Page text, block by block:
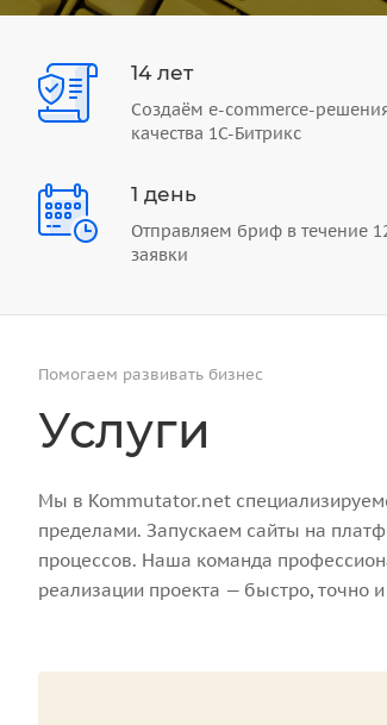
14 лет
Создаём e-commerce-
качества 1С-Битрикс
1 день
Отправляем бриф в течение
заявки
Помогаем развивать бизнес
Услуги
Мы в Kommutator.net
пределами. Запускаем сайты на
процессов. Наша команда
реализации проекта — быстро, точно